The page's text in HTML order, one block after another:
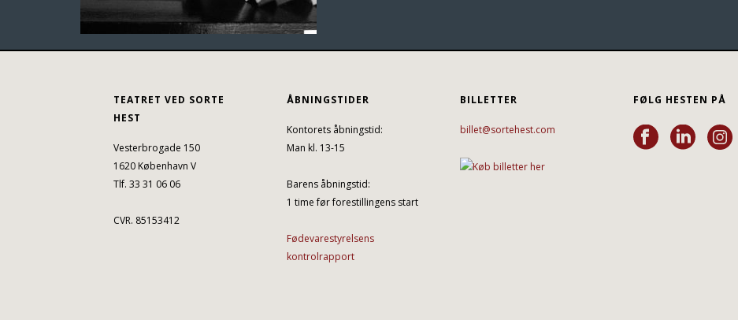
TEATRET VED SORTE
HEST
Vesterbrogade 150
1620 København V
Tlf. 33 31 06 06
CVR. 85153412
ÅBNINGSTIDER
Kontorets åbningstid:
Man kl. 13-15
Barens åbningstid:
1 time før forestillingens start
Fødevarestyrelsens
kontrolrapport
BILLETTER
billet@sortehest.com
FØLG HESTEN PÅ